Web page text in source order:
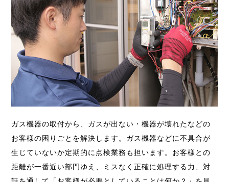
ガス機器の取付から、ガスが出ない・機器が壊れたなどの
お客様の困りごとを解決します。ガス機器などに不具合が
生じていないか定期的に点検業務も担います。お客様との
距離が一番近い部門ゆえ、ミスなく正確に処理する力、対